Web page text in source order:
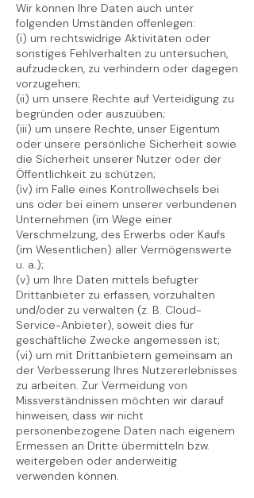
Wir können Ihre Daten auch unter
folgenden Umständen offenlegen:
(i) um rechtswidrige Aktivitäten oder
sonstiges Fehlverhalten zu untersuchen,
aufzudecken, zu verhindern oder dagegen
vorzugehen;
(ii) um unsere Rechte auf Verteidigung zu
begründen oder auszuüben;
(iii) um unsere Rechte, unser Eigentum
oder unsere persönliche Sicherheit sowie
die Sicherheit unserer Nutzer oder der
Öffentlichkeit zu schützen;
(iv) im Falle eines Kontrollwechsels bei
uns oder bei einem unserer verbundenen
Unternehmen (im Wege einer
Verschmelzung, des Erwerbs oder Kaufs
(im Wesentlichen) aller Vermögenswerte
u. a.);
(v) um Ihre Daten mittels befugter
Drittanbieter zu erfassen, vorzuhalten
und/oder zu verwalten (z. B. Cloud-
Service-Anbieter), soweit dies für
geschäftliche Zwecke angemessen ist;
(vi) um mit Drittanbietern gemeinsam an
der Verbesserung Ihres Nutzererlebnisses
zu arbeiten. Zur Vermeidung von
Missverständnissen möchten wir darauf
hinweisen, dass wir nicht
personenbezogene Daten nach eigenem
Ermessen an Dritte übermitteln bzw.
weitergeben oder anderweitig
verwenden können.